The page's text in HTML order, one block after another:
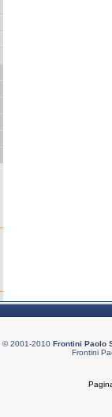
© 2001-2010 Frontini Paolo
Frontini